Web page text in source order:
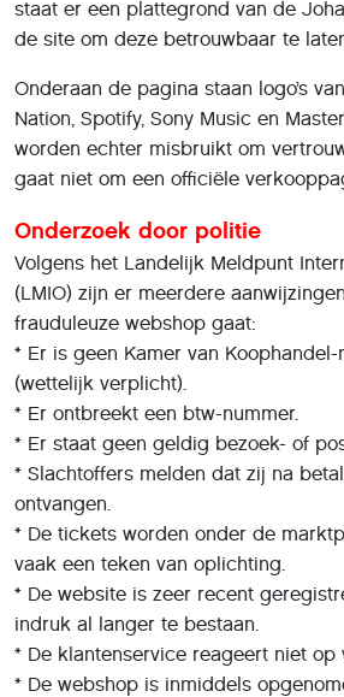
staat er een plattegrond van de
de site om deze betrouwbaar te
Onderaan de pagina staan logo’s
Nation, Spotify, Sony Music en
worden echter misbruikt om
gaat niet om een officiële
Onderzoek door politie
Volgens het Landelijk Meldpunt
(LMIO) zijn er meerdere
frauduleuze webshop gaat:
* Er is geen Kamer van
(wettelijk verplicht).
* Er ontbreekt een btw-nummer.
* Er staat geen geldig bezoek- of
* Slachtoffers melden dat zij na
ontvangen.
* De tickets worden onder de
vaak een teken van oplichting.
* De website is zeer recent
indruk al langer te bestaan.
* De klantenservice reageert niet op
* De webshop is inmiddels